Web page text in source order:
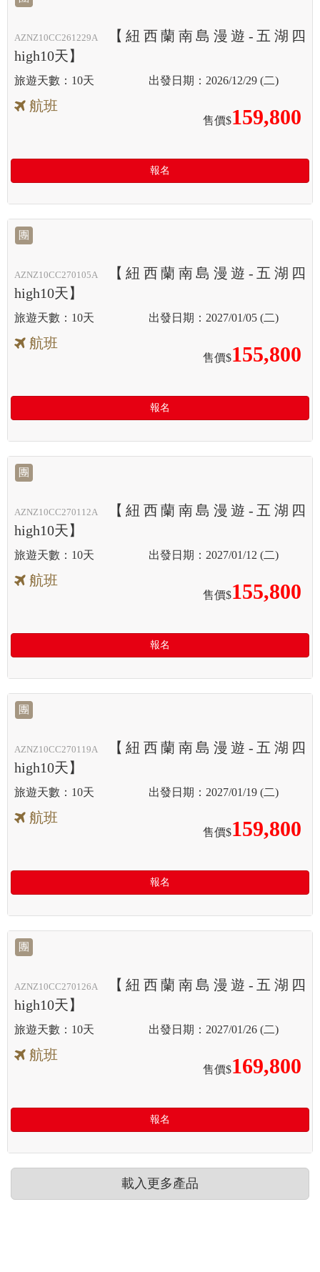
AZNZ10CC261229A
【紐西蘭南島漫遊-五湖四
high10天】
10天 2026/12/29 (二)
航班
售價$159,800
報名
團
AZNZ10CC270105A
【紐西蘭南島漫遊-五湖四
high10天】
10天 2027/01/05 (二)
航班
售價$155,800
報名
團
AZNZ10CC270112A
【紐西蘭南島漫遊-五湖四
high10天】
10天 2027/01/12 (二)
航班
售價$155,800
報名
團
AZNZ10CC270119A
【紐西蘭南島漫遊-五湖四
high10天】
10天 2027/01/19 (二)
航班
售價$159,800
報名
團
AZNZ10CC270126A
【紐西蘭南島漫遊-五湖四
high10天】
10天 2027/01/26 (二)
航班
售價$169,800
報名
載入更多產品